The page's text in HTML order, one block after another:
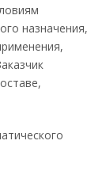
назначения,